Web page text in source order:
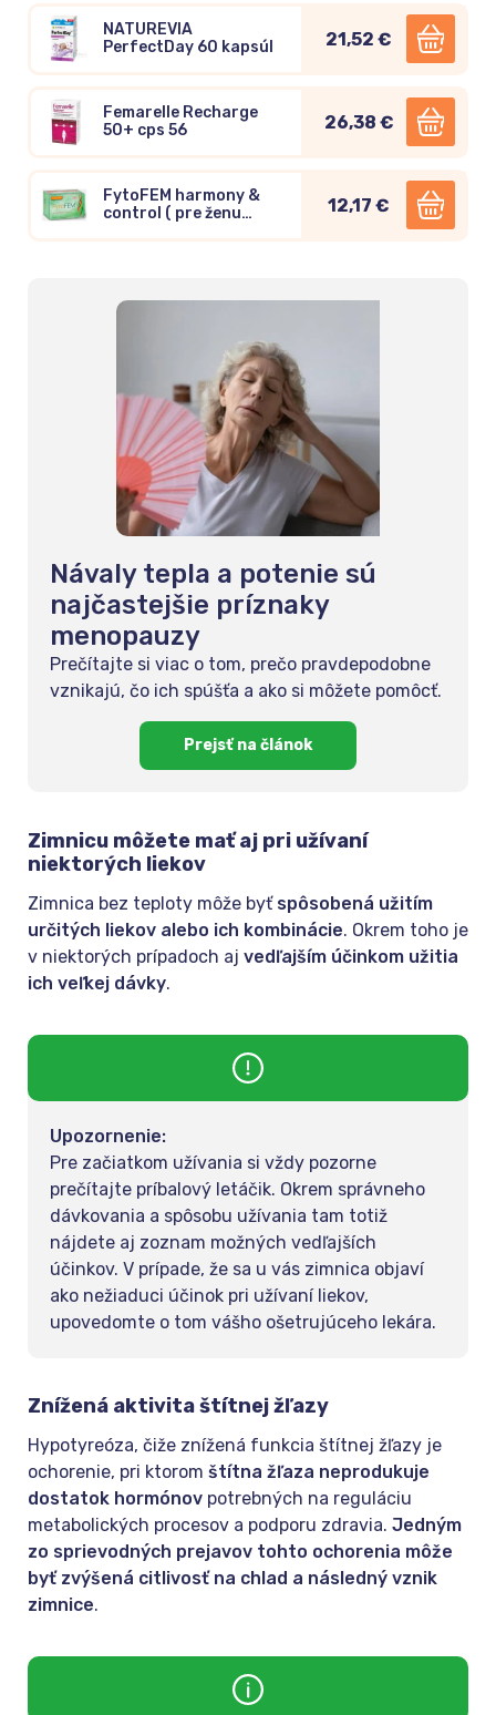
NATUREVIA
PerfectDay 60 kapsúl
21,52 €
Femarelle Recharge
50+ cps 56
26,38 €
FytoFEM harmony &
control ( pre ženu
12,17 €
Návaly tepla a potenie sú
najčastejšie príznaky
menopauzy
Prečítajte si viac o tom, prečo pravdepodobne
vznikajú, čo ich spúšťa a ako si môžete pomôcť.
Prejsť na článok
Zimnicu môžete mať aj pri užívaní
niektorých liekov
Zimnica bez teploty môže byť spôsobená užitím
určitých liekov alebo ich kombinácie. Okrem toho je
v niektorých prípadoch aj vedľajším účinkom užitia
ich veľkej dávky.
Upozornenie:
Pre začiatkom užívania si vždy pozorne
prečítajte príbalový letáčik. Okrem správneho
dávkovania a spôsobu užívania tam totiž
nájdete aj zoznam možných vedľajších
účinkov. V prípade, že sa u vás zimnica objaví
ako nežiaduci účinok pri užívaní liekov,
upovedomte o tom vášho ošetrujúceho lekára.
Znížená aktivita štítnej žľazy
Hypotyreóza, čiže znížená funkcia štítnej žľazy je
ochorenie, pri ktorom štítna žľaza neprodukuje
dostatok hormónov potrebných na reguláciu
metabolických procesov a podporu zdravia. Jedným
zo sprievodných prejavov tohto ochorenia môže
byť zvýšená citlivosť na chlad a následný vznik
zimnice.